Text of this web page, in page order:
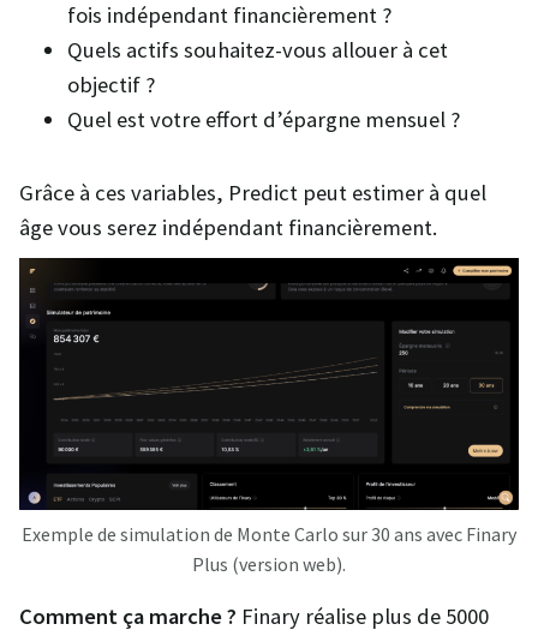
fois indépendant financièrement ?
Quels actifs souhaitez-vous allouer à cet
objectif ?
Quel est votre effort d’épargne mensuel ?
Grâce à ces variables, Predict peut estimer à quel
âge vous serez indépendant financièrement.
Exemple de simulation de Monte Carlo sur 30 ans avec Finary
Plus (version web).
Comment ça marche ? Finary réalise plus de 5000